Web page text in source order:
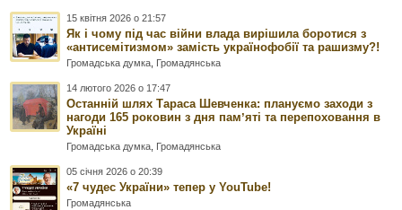
15 квітня 2026 о 21:57
Як і чому під час війни влада вирішила боротися з
«антисемітизмом» замість українофобії та рашизму?!
Громадська думка Громадянська
14 лютого 2026 о 17:47
Останній шлях Тараса Шевченка: плануємо заходи з
нагоди 165 роковин з дня памʼяті та перепоховання в
Україні
Громадська думка Громадянська
05 січня 2026 о 20:39
«7 чудес України» тепер у YouTube!
Громадянська